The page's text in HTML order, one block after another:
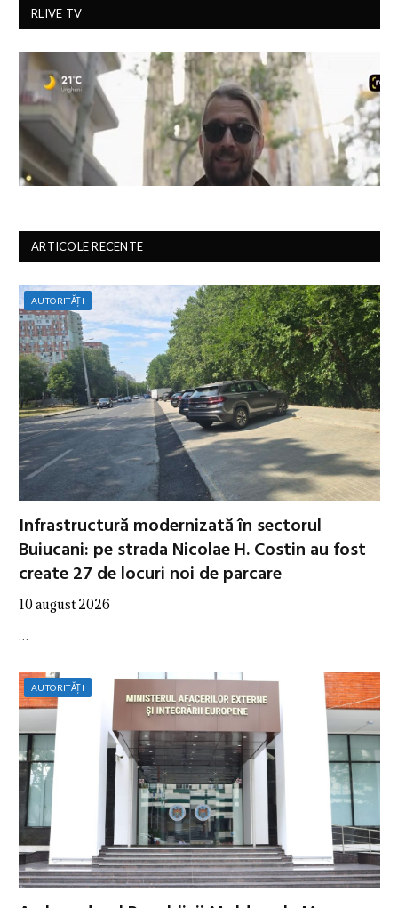
RLIVE TV
ARTICOLE RECENTE
AUTORITĂȚI
Infrastructură modernizată în sectorul
Buiucani: pe strada Nicolae H. Costin au fost
create 27 de locuri noi de parcare
10 august 2026
…
AUTORITĂȚI